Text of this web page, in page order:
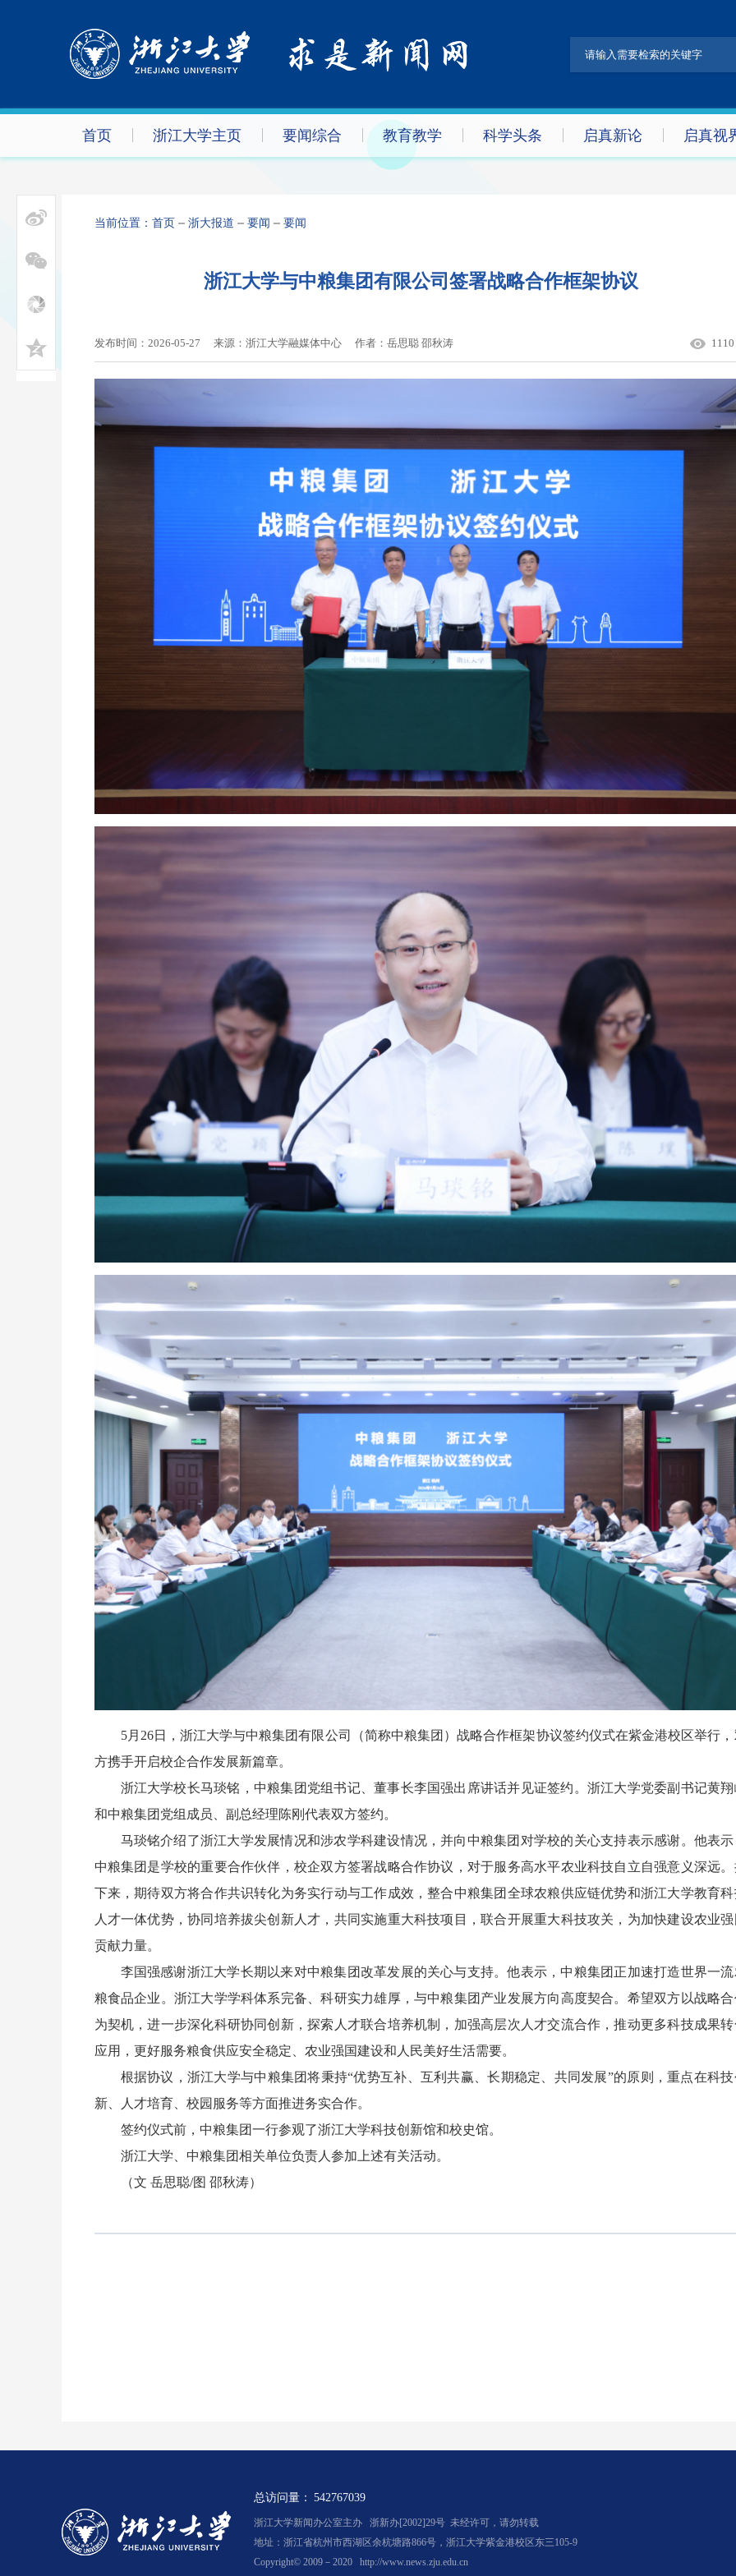
首页 浙江大学主页 要闻综合 教育教学 科学头条 启真新论 启真视
当前位置： 首页 浙大报道 要闻 要闻
浙江大学与中粮集团有限公司签署战略合作框架协议
发布时间：2026-05-27 来源：浙江大学融媒体中心 作者： 岳思聪 邵秋涛 1110
5月26日，浙江大学与中粮集团有限公司（简称中粮集团）战略合作框架协议签约仪式在紫金港校区举行
方携手开启校企合作发展新篇章。
浙江大学校长马琰铭，中粮集团党组书记、董事长李国强出席讲话并见证签约。浙江大学党委副书记黄
和中粮集团党组成员、副总经理陈刚代表双方签约。
马琰铭介绍了浙江大学发展情况和涉农学科建设情况，并向中粮集团对学校的关心支持表示感谢。他表
中粮集团是学校的重要合作伙伴，校企双方签署战略合作协议，对于服务高水平农业科技自立自强意义深远
下来，期待双方将合作共识转化为务实行动与工作成效，整合中粮集团全球农粮供应链优势和浙江大学教育
人才一体优势，协同培养拔尖创新人才，共同实施重大科技项目，联合开展重大科技攻关，为加快建设农业
贡献力量。
李国强感谢浙江大学长期以来对中粮集团改革发展的关心与支持。他表示，中粮集团正加速打造世界一
粮食品企业。浙江大学学科体系完备、科研实力雄厚，与中粮集团产业发展方向高度契合。希望双方以战略
为契机，进一步深化科研协同创新，探索人才联合培养机制，加强高层次人才交流合作，推动更多科技成果
应用，更好服务粮食供应安全稳定、农业强国建设和人民美好生活需要。
根据协议，浙江大学与中粮集团将秉持“优势互补、互利共赢、长期稳定、共同发展”的原则，重点在科
新、人才培育、校园服务等方面推进务实合作。
签约仪式前，中粮集团一行参观了浙江大学科技创新馆和校史馆。
浙江大学、中粮集团相关单位负责人参加上述有关活动。
（文 岳思聪/图 邵秋涛）
总访问量： 542767039
浙江大学新闻办公室主办 浙新办[2002]29号 未经许可，请勿转载
地址：浙江省杭州市西湖区余杭塘路866号，浙江大学紫金港校区东三105-9
Copyright© 2009－2020 http://www.news.zju.edu.cn